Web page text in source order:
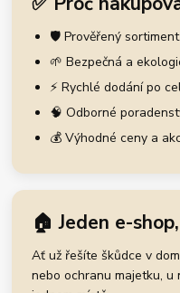
🛡️ Prověřený
🌱 Bezpečná a
⚡ Rychlé dodání po
🧠 Odborné
💰 Výhodné ceny a
🏠 Jeden e-
Ať už řešíte škůdce v
nebo ochranu majetku,